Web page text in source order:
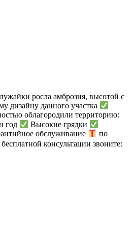
росла амброзия, высотой с
дизайну данного участка
облагородили территорию:
год
Высокие грядки
обслуживание
по
консультации звоните:⠀